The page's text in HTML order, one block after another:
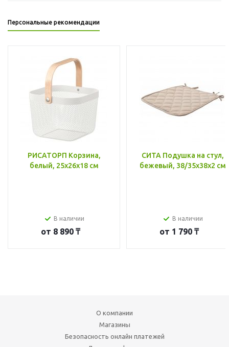
Персональные рекомендации
РИСАТОРП Корзина,
белый, 25x26x18 см
В наличии
от 8 890 ₸
СИТА Подушка на стул,
бежевый, 38/35x38x2 см
В наличии
от 1 790 ₸
О компании
Магазины
Безопасность онлайн платежей